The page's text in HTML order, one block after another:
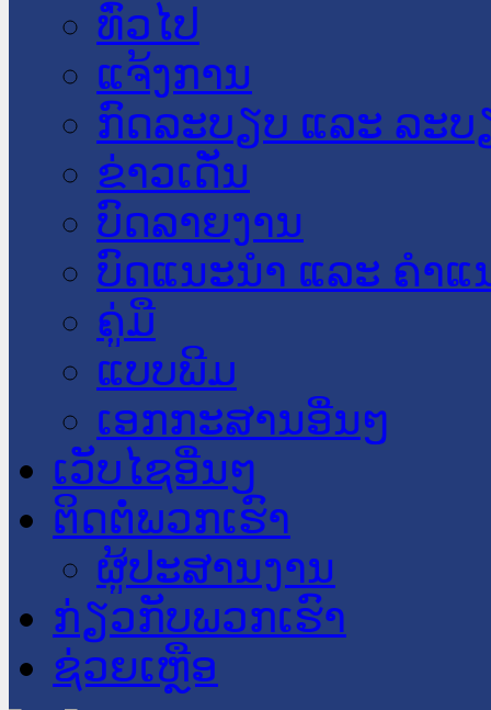
​ທົ່ວ​ໄປ
ແຈ້ງການ
ກົດລະບຽບ ແລະ ລະບ
ຂ່າວເດັ່ນ
ບົດລາຍງານ
ບົດແນະນໍາ ແລະ ຄໍາແ
ຄູ່ມື
ແບບພີມ
ເອກກະສານອື່ນໆ
ເວັບໄຊອື່ນໆ
ຕິດຕໍ່ພວກເຮົາ
ຜູ້ປະສານງານ
ກ່ຽວກັບພວກເຮົາ
ຊ່ວຍເຫຼືອ